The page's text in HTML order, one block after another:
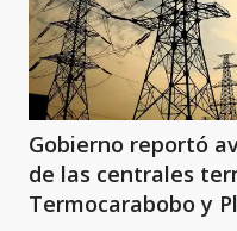
Gobierno reportó
de las centrales
Termocarabobo y